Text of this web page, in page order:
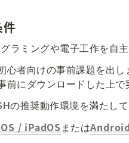
ラミングや電子工作を自
心者向けの事前課題を出
前にダウンロードした上で
の推奨動作環境を満たし
/ iPadOSまたは